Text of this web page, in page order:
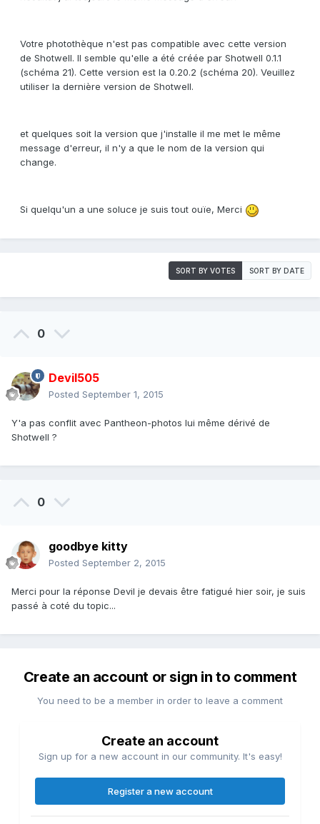
Votre photothèque n'est pas compatible avec cette version
de Shotwell. Il semble qu'elle a été créée par Shotwell 0.1.1
(schéma 21). Cette version est la 0.20.2 (schéma 20). Veuillez
utiliser la dernière version de Shotwell.
et quelques soit la version que j'installe il me met le même
message d'erreur, il n'y a que le nom de la version qui
change.
Si quelqu'un a une soluce je suis tout ouïe, Merci
SORT BY VOTES SORT BY DATE
0
Devil505
Posted September 1, 2015
Y'a pas conflit avec Pantheon-photos lui même dérivé de
Shotwell ?
0
goodbye kitty
Posted September 2, 2015
Merci pour la réponse Devil je devais être fatigué hier soir, je suis
passé à coté du topic...
Create an account or sign in to comment
You need to be a member in order to leave a comment
Create an account
Sign up for a new account in our community. It's easy!
Register a new account